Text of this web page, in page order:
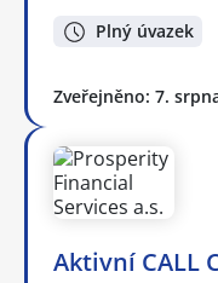
Plný úvazek
Zveřejněno: 7.
Aktivní CALL